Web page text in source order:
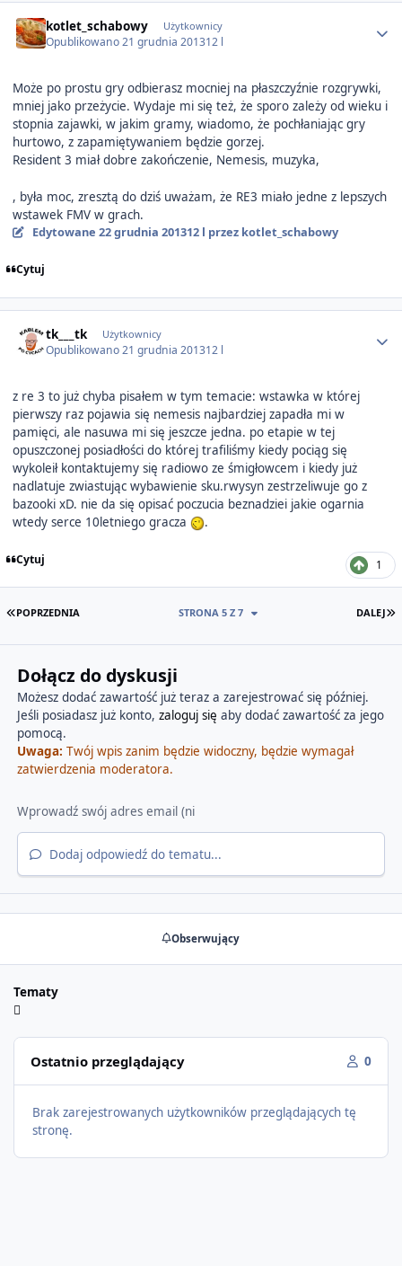
kotlet_schabowy Użytkownicy
Opublikowano21 grudnia 201312 l
Może po prostu gry odbierasz mocniej na płaszczyźnie rozgrywki,
mniej jako przeżycie. Wydaje mi się też, że sporo zależy od wieku i
stopnia zajawki, w jakim gramy, wiadomo, że pochłaniając gry
hurtowo, z zapamiętywaniem będzie gorzej.
Resident 3 miał dobre zakończenie, Nemesis, muzyka,
, była moc, zresztą do dziś uważam, że RE3 miało jedne z lepszych
wstawek FMV w grach.
Edytowane 22 grudnia 201312 l przez kotlet_schabowy
Cytuj
tk___tk Użytkownicy
Opublikowano21 grudnia 201312 l
z re 3 to już chyba pisałem w tym temacie: wstawka w której
pierwszy raz pojawia się nemesis najbardziej zapadła mi w
pamięci, ale nasuwa mi się jeszcze jedna. po etapie w tej
opuszczonej posiadłości do której trafiliśmy kiedy pociąg się
wykoleił kontaktujemy się radiowo ze śmigłowcem i kiedy już
nadlatuje zwiastując wybawienie sku.rwysyn zestrzeliwuje go z
bazooki xD. nie da się opisać poczucia beznadziei jakie ogarnia
wtedy serce 10letniego gracza
.
Cytuj 1
PIERWSZA STRONA
POPRZEDNIA DALEJ
STRONA 5 Z 7
Dołącz do dyskusji
Możesz dodać zawartość już teraz a zarejestrować się później.
Jeśli posiadasz już konto, zaloguj się aby dodać zawartość za jego
pomocą.
Uwaga: Twój wpis zanim będzie widoczny, będzie wymagał
zatwierdzenia moderatora.
Dodaj odpowiedź do tematu...
Obserwujący
Tematy
Ostatnio przeglądający 0
Brak zarejestrowanych użytkowników przeglądających tę
stronę.